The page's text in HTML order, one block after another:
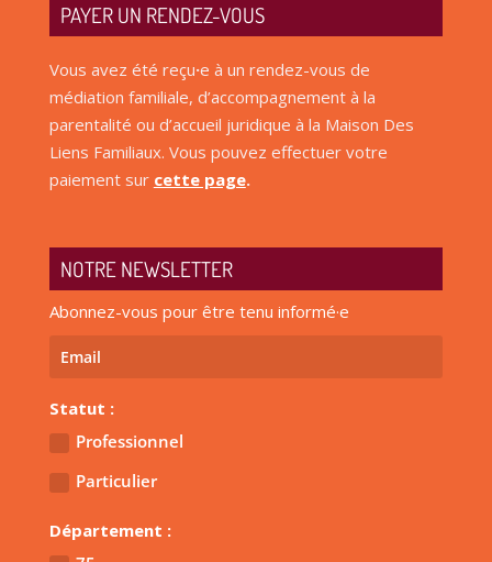
PAYER UN RENDEZ-VOUS
Vous avez été reçu·e à un rendez-vous de
médiation familiale, d’accompagnement à la
parentalité ou d’accueil juridique à la Maison Des
Liens Familiaux. Vous pouvez effectuer votre
paiement sur cette page.
NOTRE NEWSLETTER
Abonnez-vous pour être tenu informé·e
Statut :
Professionnel
Particulier
Département :